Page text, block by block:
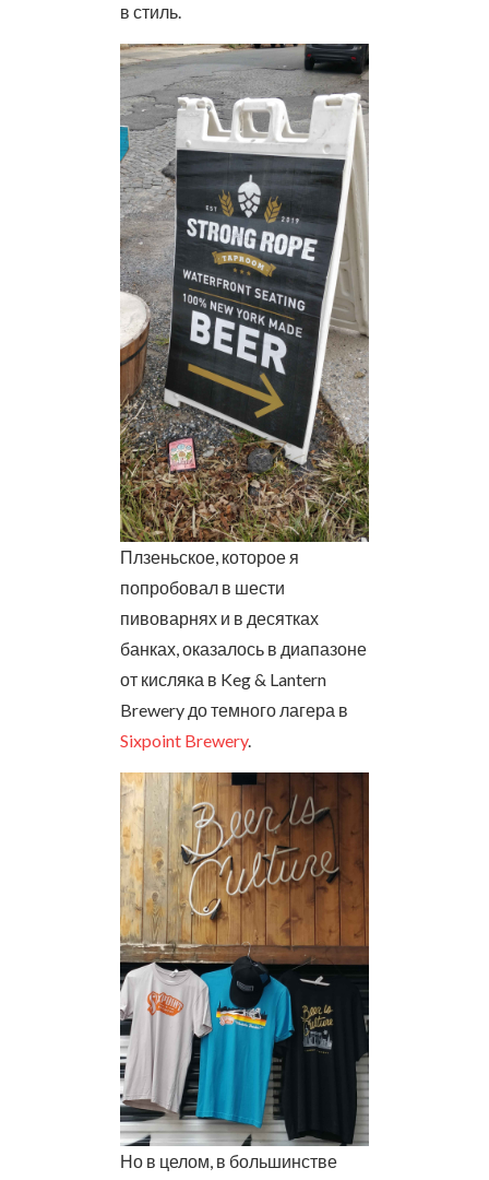
в стиль.
Плзеньское, которое я
попробовал в шести
пивоварнях и в десятках
банках, оказалось в диапазоне
от кисляка в Keg & Lantern
Brewery до темного лагера в
Sixpoint Brewery.
Но в целом, в большинстве